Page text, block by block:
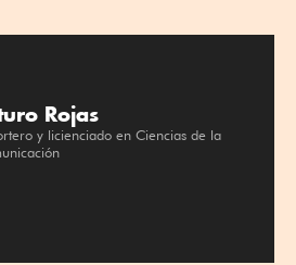
Rojas
y licienciado en Ciencias de la